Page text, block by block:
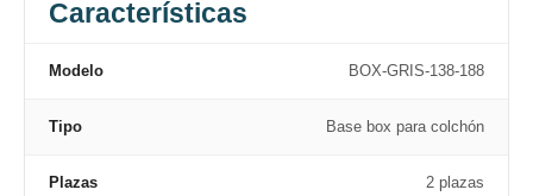
Características
Modelo BOX-GRIS-138-188
Tipo Base box para colchón
Plazas 2 plazas